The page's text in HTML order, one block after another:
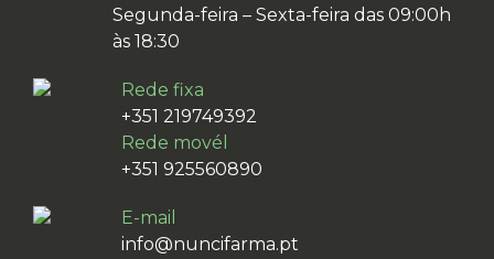
Segunda-feira – Sexta-feira das 09:00h
às 18:30
Rede fixa
+351 219749392
Rede movél
+351 925560890
E-mail
info@nuncifarma.pt